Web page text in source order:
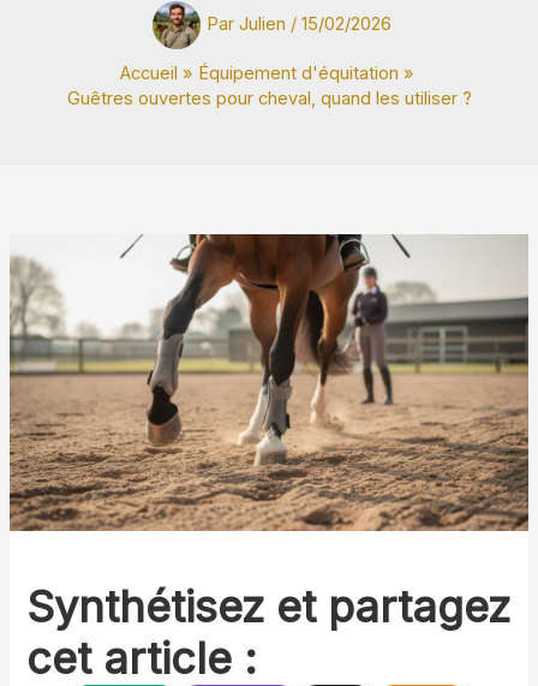
Par Julien / 15/02/2026
Accueil
Équipement d'équitation
Guêtres ouvertes pour cheval, quand les utiliser ?
Synthétisez et partagez
cet article :